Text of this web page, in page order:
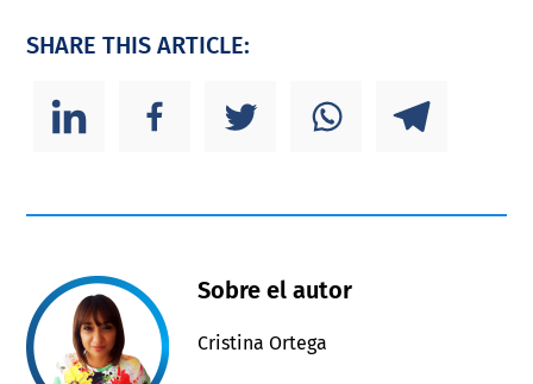
SHARE THIS ARTICLE:
Sobre el autor
Cristina Ortega